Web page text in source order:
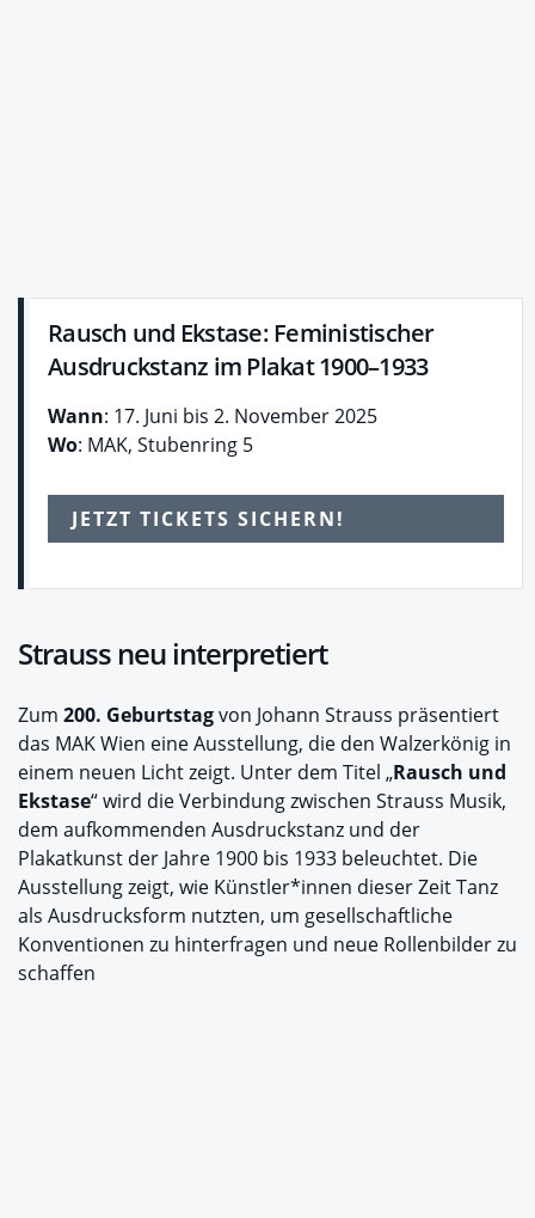
Rausch und Ekstase: Feministischer
Ausdruckstanz im Plakat 1900–1933
Wann: 17. Juni bis 2. November 2025
Wo: MAK, Stubenring 5
JETZT TICKETS SICHERN!
Strauss neu interpretiert
Zum 200. Geburtstagvon Johann Strauss präsentiert
das MAK Wien eine Ausstellung, die den Walzerkönig in
einem neuen Licht zeigt. Unter dem Titel „Rausch und
Ekstase“ wird die Verbindung zwischen Strauss Musik,
dem aufkommenden Ausdruckstanz und der
Plakatkunst der Jahre 1900 bis 1933 beleuchtet. Die
Ausstellung zeigt, wie Künstler*innen dieser Zeit Tanz
als Ausdrucksform nutzten, um gesellschaftliche
Konventionen zu hinterfragen und neue Rollenbilder zu
schaffen